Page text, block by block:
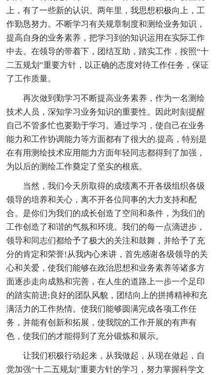
上，有了一些新的认识。两年里，我思想积极向上，工
作勤恳努力。不断学习有关规章制度和测绘业务知识，
提高自身的业务素养，把学习到的知识运用在实际工作
中去。在领导的带着下，团结互助，踏实工作，按照“十
二五规划”重要方针，以正确的态度对待工作任务，保证
了工作质量。
再次做到勤学习不断提高业务素养，作为一名测绘
技术人员，深知学习业务知识的重要性。因此时刻提醒
自己不管多忙也要勤于学习。通过学习，使自己在业务
能力和工作协调能力等方面都有了很大的.提高，特别是
在有用测绘技术应用能力方面年轻同志都得到了加强，
为以后的测绘工作奠定了坚实的根底。
当然，我们今天所取得的成绩离不开各级组织各级
领导的培养和关心，离不开各位同事的大力支持和配
合。是你们为我们的成长创造了空间和条件，为我们的
工作创造了和谐的气氛和环境。我们的每一点滴进步，
领导和同志们都给予了极大的关注和鼓舞，并给予了充
分的肯定和荣誉!从我内心来讲，首先感谢各级领导的关
心和关爱，使我们能够在政治思想和业务素养等诸多方
面逐步走向成熟和完善，在人生的道路上一步一个足印
的踏实前进;良好的团队风貌，团结向上的拼搏精神和充
满活力的工作热情。使我们能够圆满完成各项工作任
务，并能有创新和拓展，使我院的工作开展的有声有
色，使我们的才能得到了充分锻炼和展示。
让我们积极行动起来，从我做起，从现在做起，自
觉加强“十二五规划”重要方针的学习，努力掌握科学文